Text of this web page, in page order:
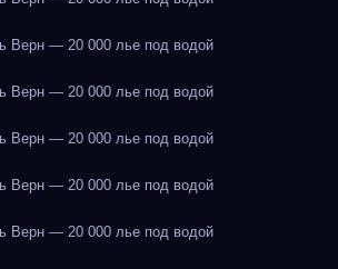
Верн — 20 000 лье под водой
Верн — 20 000 лье под водой
Верн — 20 000 лье под водой
Верн — 20 000 лье под водой
Верн — 20 000 лье под водой